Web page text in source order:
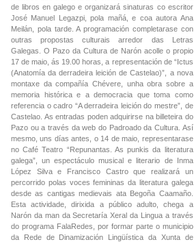
de libros en galego e organizará sinaturas co escritor
José Manuel Legazpi, pola mañá, e coa autora Ana
Meilán, pola tarde. A programación completarase con
outras propostas culturais arredor das Letras
Galegas. O Pazo da Cultura de Narón acolle o propio
17 de maio, ás 19.00 horas, a representación de “Ictus
(Anatomía da derradeira leición de Castelao)”, a nova
montaxe da compañía Chévere, unha obra sobre a
memoria histórica e a democracia que toma como
referencia o cadro “A derradeira leición do mestre”, de
Castelao. As entradas poden adquirirse na billeteira do
Pazo ou a través da web do Padroado da Cultura. Así
mesmo, uns días antes, o 14 de maio, representarase
no Café Teatro “Repunantas. As punkis da literatura
galega”, un espectáculo musical e literario de Inma
López Silva e Francisco Castro que realizará un
percorrido polas voces femininas da literatura galega
desde as cantigas medievais ata Begoña Caamaño.
Esta actividade, dirixida a público adulto, chega a
Narón da man da Secretaría Xeral da Lingua a través
do programa FalaRedes, por formar parte o municipio
da Rede de Dinamización Lingüística da Xunta de